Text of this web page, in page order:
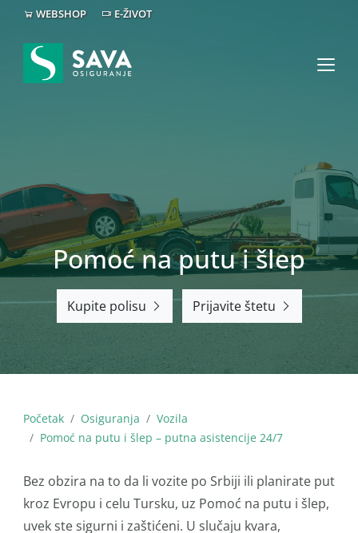
WEBSHOP E-ŽIVOT
Pomoć na putu i šlep
Kupite polisu Prijavite štetu
Početak Osiguranja
Vozila
Pomoć na putu i šlep – putna asistencije 24/7
Bez obzira na to da li vozite po Srbiji ili planirate put
kroz Evropu i celu Tursku, uz Pomoć na putu i šlep,
uvek ste sigurni i zaštićeni. U slučaju kvara,